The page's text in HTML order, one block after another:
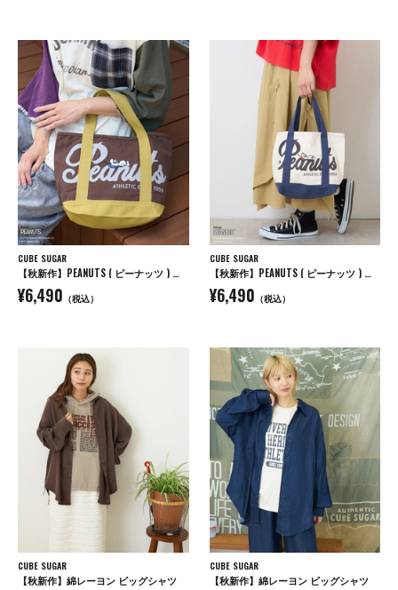
CUBE SUGAR
【秋新作】PEANUTS ( ピーナッツ ) キャンバス トートバッグ
¥6,490 （税込）
CUBE SUGAR
【秋新作】PEANUTS ( ピーナッツ ) キャンバス トートバッグ
¥6,490 （税込）
CUBE SUGAR
【秋新作】綿レーヨン ビッグシャツ
CUBE SUGAR
【秋新作】綿レーヨン ビッグシャツ